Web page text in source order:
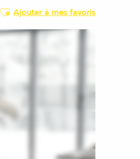
Ajouter aux favoris
Ajouter à mes favoris